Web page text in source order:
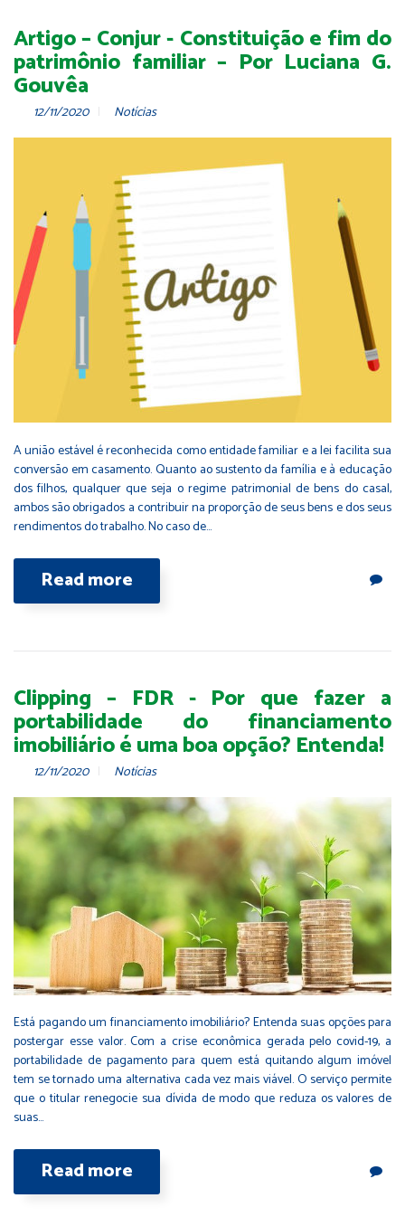
Artigo – Conjur - Constituição e fim do
patrimônio familiar – Por Luciana G.
Gouvêa
12/11/2020 Notícias
A união estável é reconhecida como entidade familiar e a lei facilita sua
conversão em casamento. Quanto ao sustento da família e à educação
dos filhos, qualquer que seja o regime patrimonial de bens do casal,
ambos são obrigados a contribuir na proporção de seus bens e dos seus
rendimentos do trabalho. No caso de…
Read more
Clipping – FDR - Por que fazer a
portabilidade do financiamento
imobiliário é uma boa opção? Entenda!
12/11/2020 Notícias
Está pagando um financiamento imobiliário? Entenda suas opções para
postergar esse valor. Com a crise econômica gerada pelo covid-19, a
portabilidade de pagamento para quem está quitando algum imóvel
tem se tornado uma alternativa cada vez mais viável. O serviço permite
que o titular renegocie sua dívida de modo que reduza os valores de
suas…
Read more